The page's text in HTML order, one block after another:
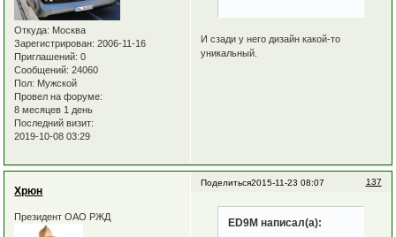
Откуда: Москва
Зарегистрирован: 2006-11-16
Приглашений: 0
Сообщений: 24060
Пол: Мужской
Провел на форуме:
8 месяцев 1 день
Последний визит:
2019-10-08 03:29
И сзади у него дизайн какой-то
уникальный.
Поделиться 137
2015-11-23 08:07
Хрюн
Президент ОАО РЖД ED9M написал(а):